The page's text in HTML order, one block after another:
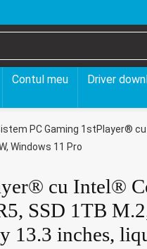
Contul meu Driver
PC Gaming 1stPlayer® cu
Windows 11 Pro
cu Intel®
SSD 1TB
13.3 inches,